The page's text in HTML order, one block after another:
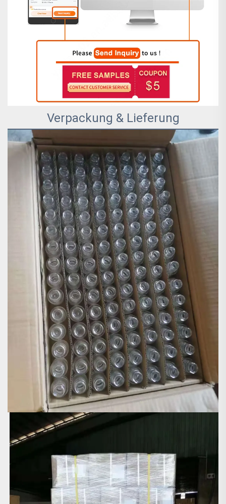
Verpackung & Lieferung